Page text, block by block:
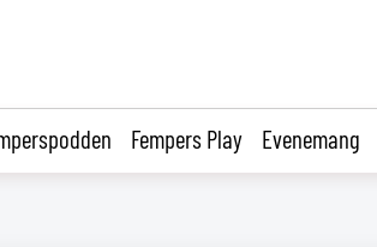
Fempers Play Evenemang